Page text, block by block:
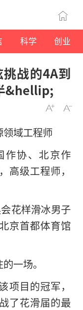
科学 创业
战的4A到
&hellip;
域工程师
作协、北京作
高级工程师，
花样滑冰男子
京首都体育馆
一场。
项目的冠军，
了花滑届的最